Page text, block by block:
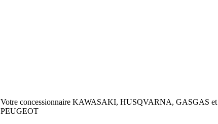
Votre concessionnaire KAWASAKI, HUSQVARNA, GASGAS et
PEUGEOT